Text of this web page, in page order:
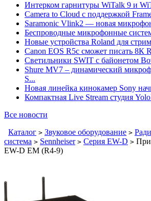
Интерком гарнитуры WiTalk 9 и
Camera to Cloud с поддержкой
Saramonic Vlink2 — новая
Беспроводные микрофонные
Новые устройства Roland для
Canon EOS R5c сможет писать 8К
Светильники SWIT с байонетом
Shure MV7 – динамический
S...
Новая линейка кинокамер Sony
Компактная Live Stream студия
Все новости
Каталог > Звуковое оборудование >
система > Sennheiser > Серия EW-D >
EW-D EM (R4-9)